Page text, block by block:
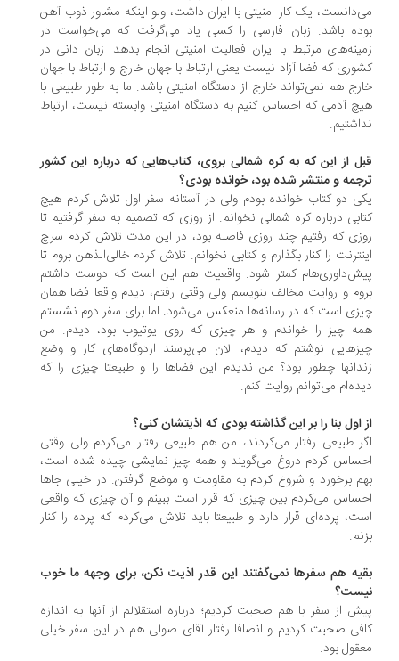
یک کار امنیتی با ایران داشت، ولو اینکه مشاور ذوب آهن
باشد. زبان فارسی را کسی یاد می‌گرفت که می‌خواست در
مرتبط با ایران فعالیت امنیتی انجام بدهد. زبان دانی در
که فضا آزاد نیست یعنی ارتباط با جهان خارج و ارتباط با جهان
هم نمی‌تواند خارج از دستگاه امنیتی باشد. ما به طور طبیعی با
آدمی که احساس کنیم به دستگاه امنیتی وابسته نیست، ارتباط
از این که به کره شمالی بروی، کتاب‌هایی که درباره این کشور
و منتشر شده بود، خوانده بودی؟
دو کتاب خوانده بودم ولی در آستانه سفر اول تلاش کردم هیچ
درباره کره شمالی نخوانم. از روزی که تصمیم به سفر گرفتیم تا
که رفتیم چند روزی فاصله بود، در این مدت تلاش کردم سرچ
را کنار بگذارم و کتابی نخوانم. تلاش کردم خالی‌الذهن بروم تا
کمتر شود. واقعیت هم این است که دوست داشتم
و روایت مخالف بنویسم ولی وقتی رفتم، دیدم واقعا فضا همان
است که در رسانه‌ها منعکس می‌شود. اما برای سفر دوم نشستم
چیز را خواندم و هر چیزی که روی یوتیوب بود، دیدم. من
نوشتم که دیدم، الان می‌پرسند اردوگاه‌های کار و وضع
چطور بود؟ من ندیدم این فضاها را و طبیعتا چیزی را که
می‌توانم روایت کنم.
اول بنا را بر این گذاشته بودی که اذیتشان کنی؟
طبیعی رفتار می‌کردند، من هم طبیعی رفتار می‌کردم ولی وقتی
کردم دروغ می‌گویند و همه چیز نمایشی چیده شده است،
برخورد و شروع کردم به مقاومت و موضع گرفتن. در خیلی جاها
می‌کردم بین چیزی که قرار است ببینم و آن چیزی که واقعی
پرده‌ای قرار دارد و طبیعتا باید تلاش می‌کردم که پرده را کنار
هم سفرها نمی‌گفتند این قدر اذیت نکن، برای وجهه ما خوب
از سفر با هم صحبت کردیم؛ درباره استقلالم از آنها به اندازه
صحبت کردیم و انصافا رفتار آقای صولی هم در این سفر خیلی
بود.